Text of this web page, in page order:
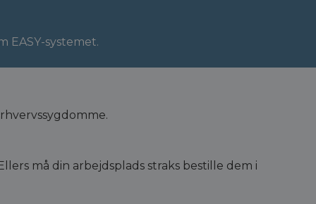
EASY-systemet.
må din arbejdsplads straks bestille dem i